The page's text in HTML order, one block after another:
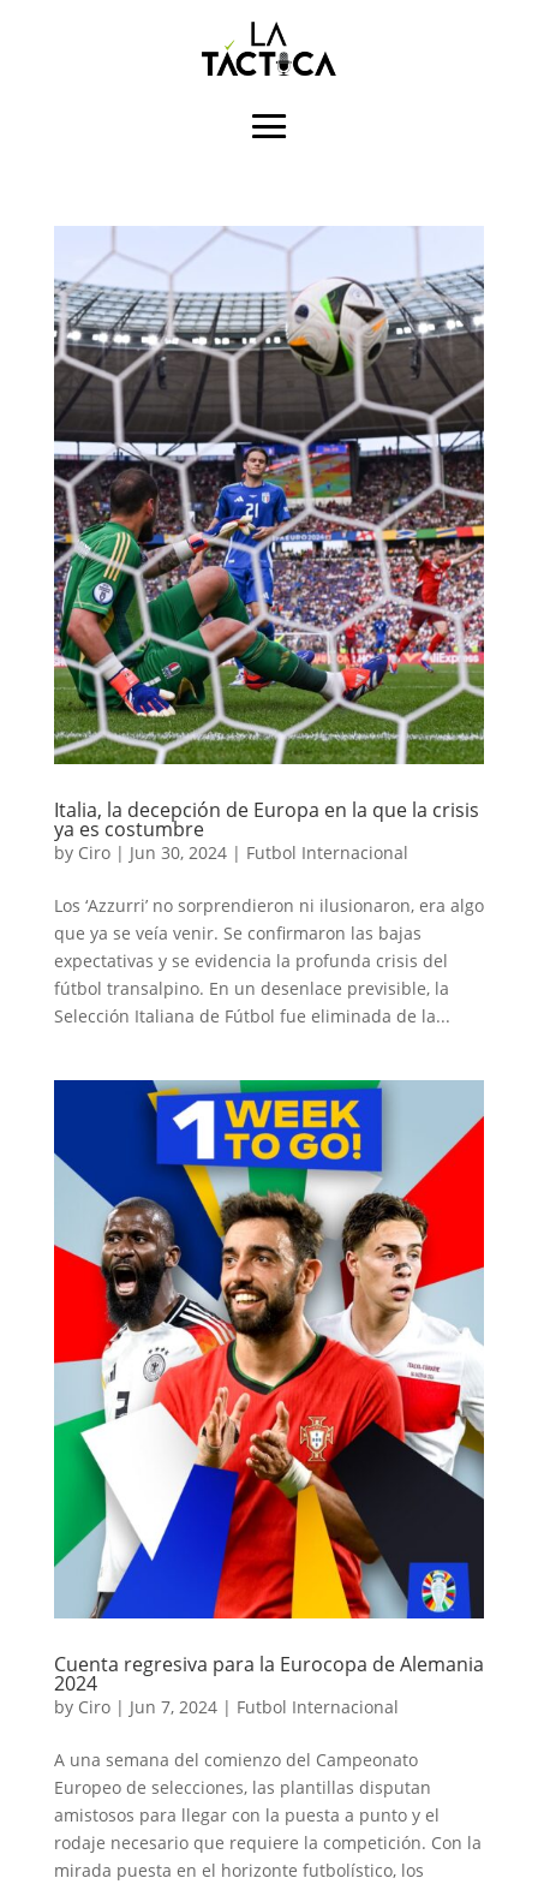
Italia, la decepción de Europa en la que la crisis
ya es costumbre
by Ciro| Jun 30, 2024| Futbol Internacional
Los ‘Azzurri’ no sorprendieron ni ilusionaron, era algo
que ya se veía venir. Se confirmaron las bajas
expectativas y se evidencia la profunda crisis del
fútbol transalpino. En un desenlace previsible, la
Selección Italiana de Fútbol fue eliminada de la...
Cuenta regresiva para la Eurocopa de Alemania
2024
by Ciro| Jun 7, 2024| Futbol Internacional
A una semana del comienzo del Campeonato
Europeo de selecciones, las plantillas disputan
amistosos para llegar con la puesta a punto y el
rodaje necesario que requiere la competición. Con la
mirada puesta en el horizonte futbolístico, los